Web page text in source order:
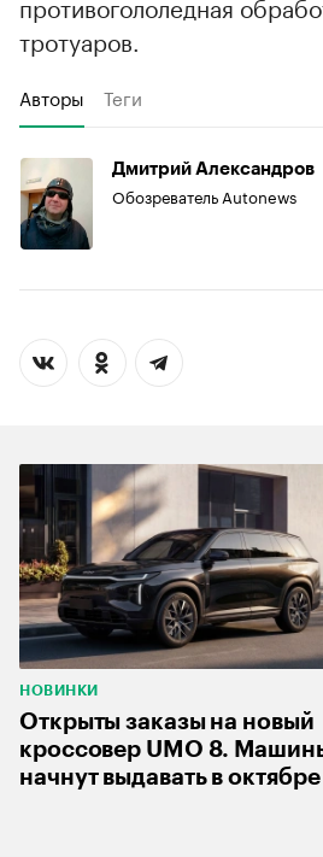
тротуаров.
Авторы Теги
Дмитрий Александров
Обозреватель Autonews
НОВИНКИ
Открыты заказы на новый
кроссовер UMO 8.
начнут выдавать в октябре